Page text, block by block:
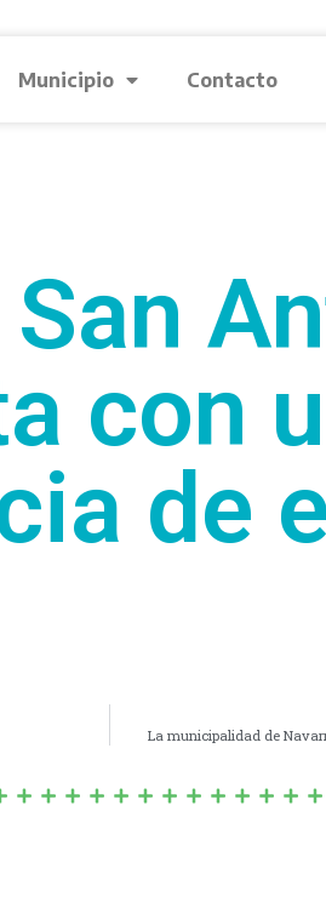
Municipio Contacto
con
de
La municipalidad de